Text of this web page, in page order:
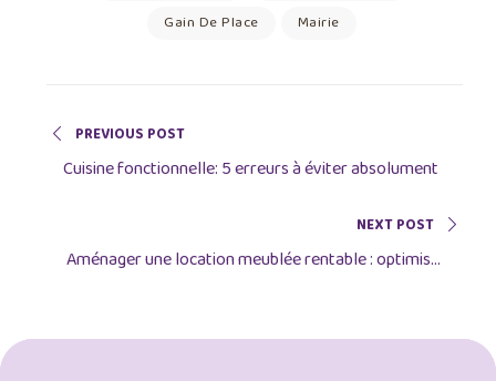
Gain De Place
Mairie
PREVIOUS POST
Cuisine fonctionnelle: 5 erreurs à éviter absolument
NEXT POST
Aménager une location meublée rentable : optimiser